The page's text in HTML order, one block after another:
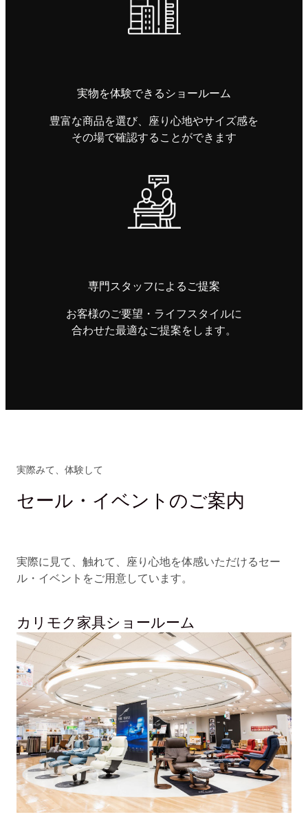
実物を体験できるショールーム
豊富な商品を選び、座り心地やサイズ感を
その場で確認することができます
専門スタッフによるご提案
お客様のご要望・ライフスタイルに
合わせた最適なご提案をします。
実際みて、体験して
セール・イベントのご案内
実際に見て、触れて、座り心地を体感いただけるセー
ル・イベントをご用意しています。
カリモク家具ショールーム